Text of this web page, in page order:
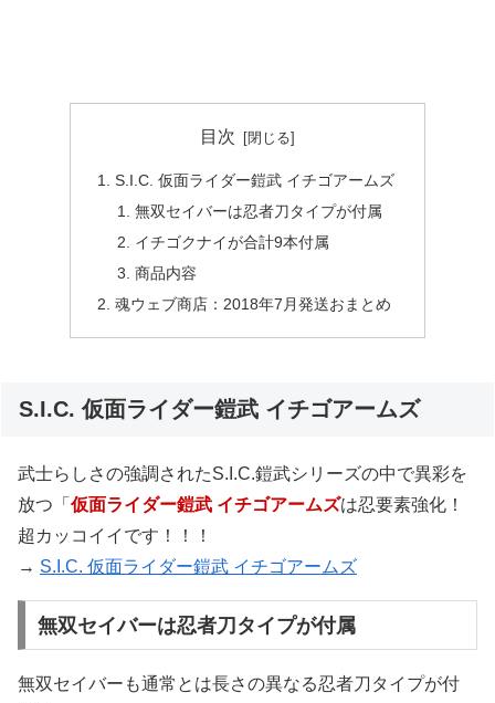
目次
S.I.C. 仮面ライダー鎧武 イチゴアームズ
無双セイバーは忍者刀タイプが付属
イチゴクナイが合計9本付属
商品内容
魂ウェブ商店：2018年7月発送おまとめ
S.I.C. 仮面ライダー鎧武 イチゴアームズ
武士らしさの強調されたS.I.C.鎧武シリーズの中で異彩を
放つ「 仮面ライダー鎧武 イチゴアームズは忍要素強化！
超カッコイイです！！！
→ S.I.C. 仮面ライダー鎧武 イチゴアームズ
無双セイバーは忍者刀タイプが付属
無双セイバーも通常とは長さの異なる忍者刀タイプが付